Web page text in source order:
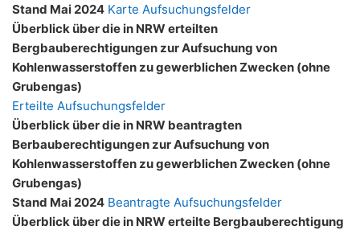
Stand Mai 2024 Karte Aufsuchungsfelder
Überblick über die in NRW erteilten
Bergbauberechtigungen zur Aufsuchung von
Kohlenwasserstoffen zu gewerblichen Zwecken (ohne
Grubengas)
Erteilte Aufsuchungsfelder
Überblick über die in NRW beantragten
Berbauberechtigungen zur Aufsuchung von
Kohlenwasserstoffen zu gewerblichen Zwecken (ohne
Grubengas)
Stand Mai 2024 Beantragte Aufsuchungsfelder
Überblick über die in NRW erteilte Bergbauberechtigung